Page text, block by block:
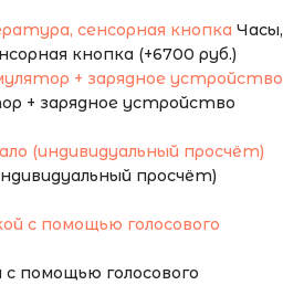
Часы,
кнопка (+6700 руб.)
+ зарядное устройство
просчёт)
помощью голосового